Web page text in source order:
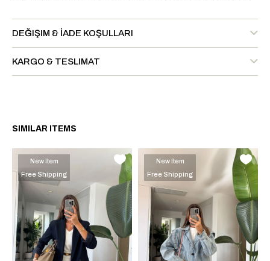
DEĞIŞIM & İADE KOŞULLARI
KARGO & TESLIMAT
SIMILAR ITEMS
New Item
Free Shipping
New Item
Free Shipping